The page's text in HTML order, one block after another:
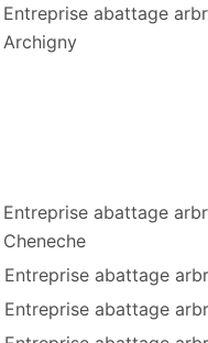
Entreprise abattage
Archigny
Entreprise abattage
Cheneche
Entreprise abattage
Entreprise abattage